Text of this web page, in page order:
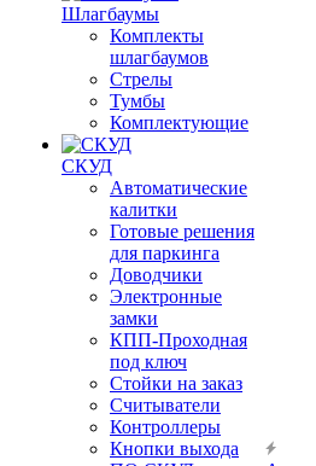
Шлагбаумы
Комплекты
шлагбаумов
Стрелы
Тумбы
Комплектующие
СКУД
Автоматические
калитки
Готовые решения
для паркинга
Доводчики
Электронные
замки
КПП-Проходная
под ключ
Стойки на заказ
Считыватели
Контроллеры
Кнопки выхода